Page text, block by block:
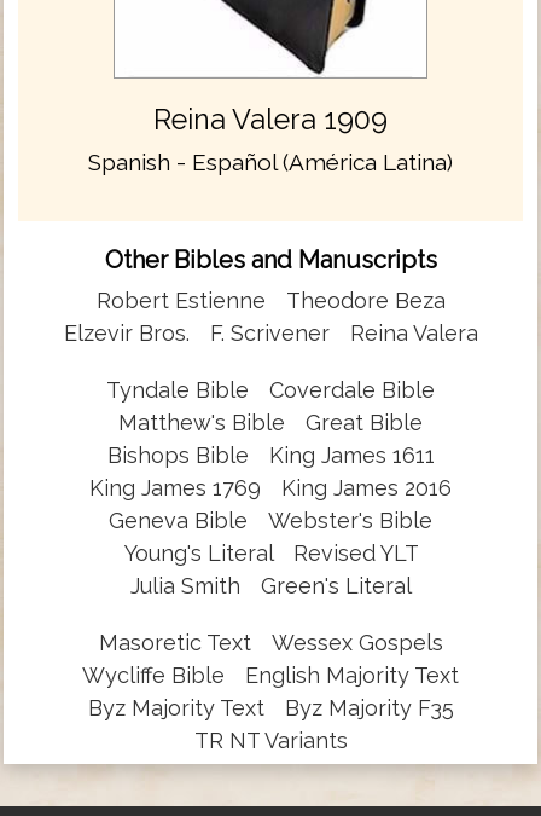
Reina Valera 1909
Spanish - Español (América Latina)
Other Bibles and Manuscripts
Robert Estienne
Theodore Beza
Elzevir Bros.
F. Scrivener Reina Valera
Tyndale Bible
Coverdale Bible
Matthew's Bible
Great Bible
Bishops Bible
King James 1611
King James 1769
King James 2016
Geneva Bible
Webster's Bible
Young's Literal
Revised YLT
Julia Smith
Green's Literal
Masoretic Text
Wessex Gospels
Wycliffe Bible
English Majority Text
Byz Majority Text
Byz Majority F35
TR NT Variants